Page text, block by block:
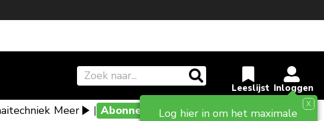
Log hier in om het maximale
X
Meer | Abonneevoordeel